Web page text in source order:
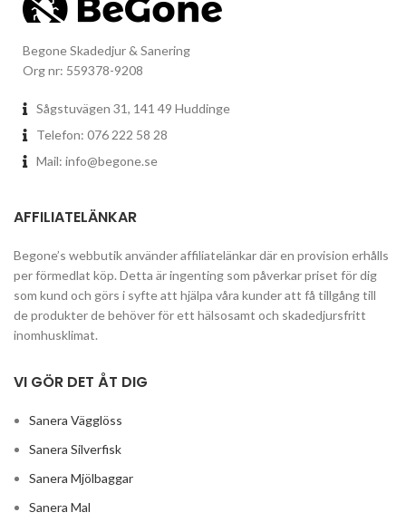
Begone Skadedjur & Sanering
Org nr: 559378-9208
Sågstuvägen 31, 141 49 Huddinge
Telefon: 076 222 58 28
Mail: info@begone.se
AFFILIATELÄNKAR
Begone’s webbutik använder affiliatelänkar där en provision erhålls
per förmedlat köp. Detta är ingenting som påverkar priset för dig
som kund och görs i syfte att hjälpa våra kunder att få tillgång till
de produkter de behöver för ett hälsosamt och skadedjursfritt
inomhusklimat.
VI GÖR DET ÅT DIG
Sanera Vägglöss
Sanera Silverfisk
Sanera Mjölbaggar
Sanera Mal